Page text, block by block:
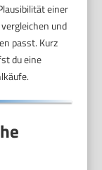
einer
und
passt. Kurz
du eine